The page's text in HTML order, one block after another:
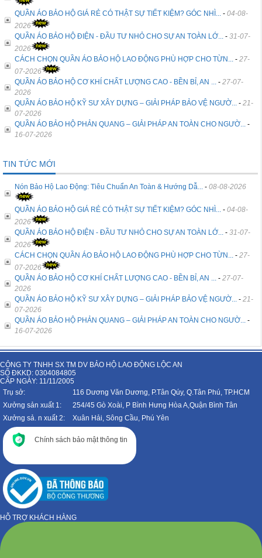
QUẦN ÁO BẢO HỘ GIÁ RẺ CÓ THẬT SỰ TIẾT KIỆM? GÓC NHÌ... - 04-08-
2026
QUẦN ÁO BẢO HỘ ĐIỆN - ĐẦU TƯ NHỎ CHO SỰ AN TOÀN LỚ...
- 31-07-
2026
CÁCH CHỌN QUẦN ÁO BẢO HỘ LAO ĐỘNG PHÙ HỢP CHO TỪN...
- 27-
07-2026
QUẦN ÁO BẢO HỘ CƠ KHÍ CHẤT LƯỢNG CAO - BỀN BỈ, AN ...
- 27-07-
2026
QUẦN ÁO BẢO HỘ KỸ SƯ XÂY DỰNG – GIẢI PHÁP BẢO VỆ NGƯỜ...
- 21-
07-2026
QUẦN ÁO BẢO HỘ PHẢN QUANG – GIẢI PHÁP AN TOÀN CHO NGƯỜ...
-
16-07-2026
TIN TỨC MỚI
Nón Bảo Hộ Lao Động: Tiêu Chuẩn An Toàn & Hướng Dẫ... - 08-08-2026
QUẦN ÁO BẢO HỘ GIÁ RẺ CÓ THẬT SỰ TIẾT KIỆM? GÓC NHÌ... - 04-08-
2026
QUẦN ÁO BẢO HỘ ĐIỆN - ĐẦU TƯ NHỎ CHO SỰ AN TOÀN LỚ...
- 31-07-
2026
CÁCH CHỌN QUẦN ÁO BẢO HỘ LAO ĐỘNG PHÙ HỢP CHO TỪN...
- 27-
07-2026
QUẦN ÁO BẢO HỘ CƠ KHÍ CHẤT LƯỢNG CAO - BỀN BỈ, AN ...
- 27-07-
2026
QUẦN ÁO BẢO HỘ KỸ SƯ XÂY DỰNG – GIẢI PHÁP BẢO VỆ NGƯỜ...
- 21-
07-2026
QUẦN ÁO BẢO HỘ PHẢN QUANG – GIẢI PHÁP AN TOÀN CHO NGƯỜ...
-
16-07-2026
CÔNG TY TNHH SX TM DV BẢO HỘ LAO ĐỘNG LỘC AN
SỐ ĐKKD: 0304084805
CẤP NGÀY: 11/11/2005
Trụ sở:
116 Dương Văn Dương, P.Tân Qúy, Q.Tân Phú, TP.HCM
Xưởng sản xuất 1:
254/45 Gò Xoài, P Bình Hưng Hòa A,Quận Bình Tân
Xưởng sả. n xuất 2:
Xuân Hải, Sông Cầu, Phú Yên
Chính sách bảo mật thông tin
HỖ TRỢ KHÁCH HÀNG